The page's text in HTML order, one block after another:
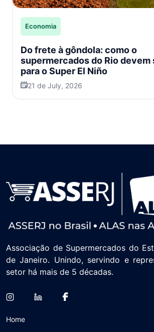
Economia
Do frete à gôndola: como o
supermercados do Rio devem
para o Super El Niño
21 de July, 2026
Associação de Supermercados do
de Janeiro. Unindo, servindo e
setor há mais de 5 décadas.
Home